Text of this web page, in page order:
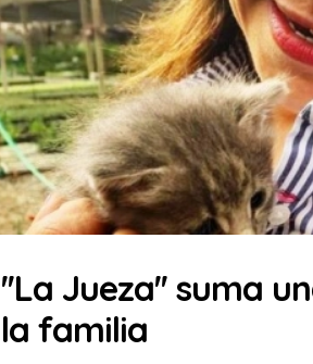
''La Jueza'' suma
la familia